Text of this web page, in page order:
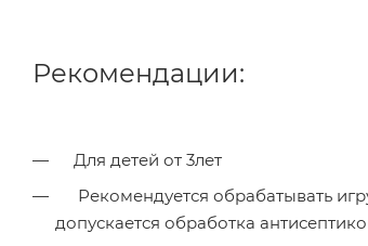
Рекомендации:
Для детей от 3лет
допускается обработка